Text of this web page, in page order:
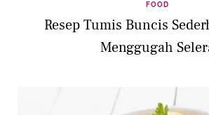
FOOD
Resep Tumis Buncis
Menggugah